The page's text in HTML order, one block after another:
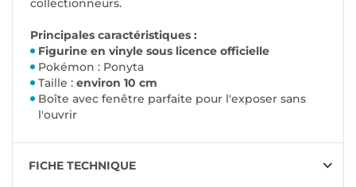
collectionneurs.
Principales caractéristiques :
Figurine en vinyle sous licence officielle
Pokémon : Ponyta
Taille : environ 10 cm
Boîte avec fenêtre parfaite pour l'exposer sans
l'ouvrir
FICHE TECHNIQUE